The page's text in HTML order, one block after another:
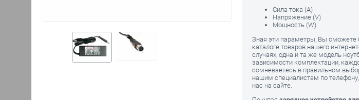
Сила тока (A)
Напряжение (V)
Мощность (W)
Зная эти параметры, Вы сможете
каталоге товаров нашего
случаях, одна и та же модель
зависимости комплектации,
сомневаетесь в правильном
нашим специалистам по
нас на сайте.